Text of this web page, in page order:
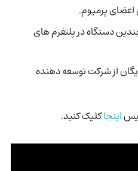
پرمیوم.
دستگاه در پلتفرم های
از شرکت توسعه دهنده
اینجاکلیک کنید.